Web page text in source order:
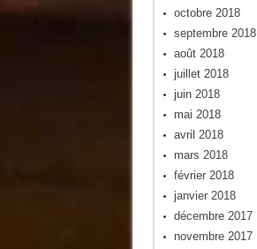
octobre 2018
septembre 2018
août 2018
juillet 2018
juin 2018
mai 2018
avril 2018
mars 2018
février 2018
janvier 2018
décembre 2017
novembre 2017